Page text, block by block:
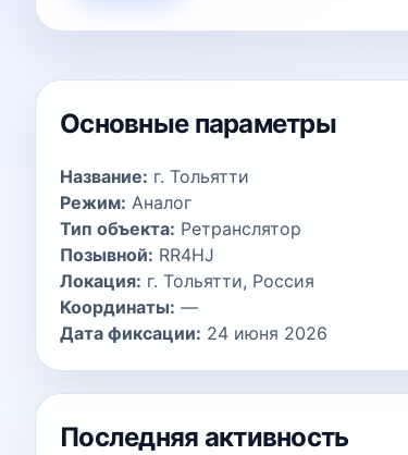
Основные параметры
Название: г. Тольятти
Режим: Аналог
Тип объекта: Ретранслятор
Позывной: RR4HJ
Локация: г. Тольятти, Россия
Координаты: —
Дата фиксации: 24 июня 2026
Последняя активность